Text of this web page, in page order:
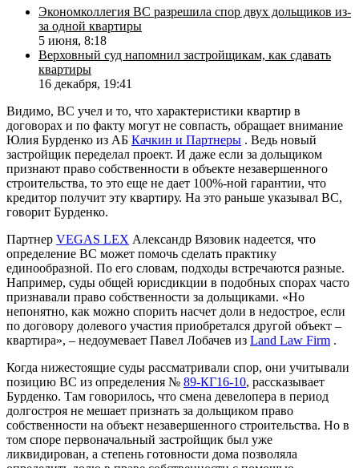
Экономколлегия ВС разрешила спор двух дольщиков из-
за одной квартиры
5 июня, 8:18
Верховный суд напомнил застройщикам, как сдавать
квартиры
16 декабря, 19:41
Видимо, ВС учел и то, что характеристики квартир в
договорах и по факту могут не совпасть, обращает внимание
Юлия Бурденко из АБ Качкин и Партнеры . Ведь новый
застройщик переделал проект. И даже если за дольщиком
признают право собственности в объекте незавершенного
строительства, то это еще не дает 100%-ной гарантии, что
кредитор получит эту квартиру. На это раньше указывал ВС,
говорит Бурденко.
Партнер VEGAS LEX Александр Вязовик надеется, что
определение ВС может помочь сделать практику
единообразной. По его словам, подходы встречаются разные.
Например, суды общей юрисдикции в подобных спорах часто
признавали право собственности за дольщиками. «Но
непонятно, как можно спорить насчет доли в недострое, если
по договору долевого участия приобретался другой объект –
квартира», – недоумевает Павел Лобачев из Land Law Firm .
Когда нижестоящие суды рассматривали спор, они учитывали
позицию ВС из определения № 89-КГ16-10, рассказывает
Бурденко. Там говорилось, что смена девелопера в период
долгостроя не мешает признать за дольщиком право
собственности на объект незавершенного строительства. Но в
том споре первоначальный застройщик был уже
ликвидирован, а степень готовности дома позволяла